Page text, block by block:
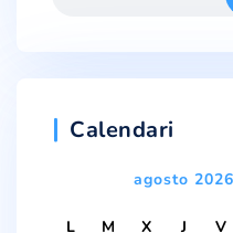
Calendari
agosto 2026
L M X J V